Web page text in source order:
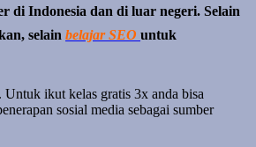
di Indonesia dan di luar negeri. Selain
selain belajar SEO untuk
ikut kelas gratis 3x anda bisa
sosial media sebagai sumber